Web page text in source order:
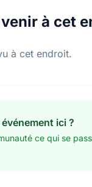
à cet
à cet endroit.
ici ?
ce qui se